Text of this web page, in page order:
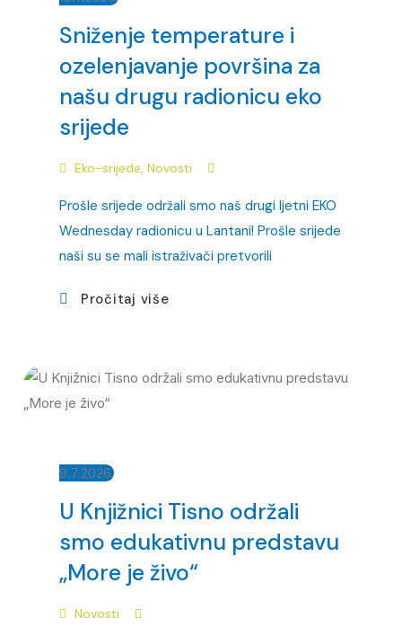
Sniženje temperature i
ozelenjavanje površina za
našu drugu radionicu eko
srijede
Eko-srijede ,Novosti
Prošle srijede održali smo naš drugi ljetni EKO
Wednesday radionicu u Lantani! Prošle srijede
naši su se mali istraživači pretvorili
Pročitaj više
9.7.2026.
U Knjižnici Tisno održali
smo edukativnu predstavu
„More je živo“
Novosti